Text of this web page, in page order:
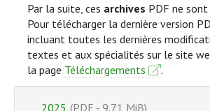
Par la suite, ces archives PDF ne
Pour télécharger la dernière version
incluant toutes les dernières
textes et aux spécialités sur le site
la page Téléchargements .
2025 (PDF - 9.71 MiB)